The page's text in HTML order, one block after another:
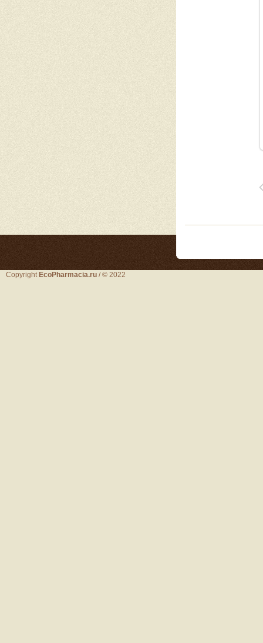
Copyright EcoPharmacia.ru / © 2022